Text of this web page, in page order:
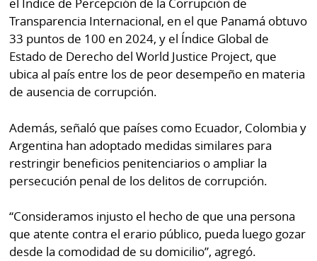
el Índice de Percepción de la Corrupción de
Transparencia Internacional, en el que Panamá obtuvo
33 puntos de 100 en 2024, y el Índice Global de
Estado de Derecho del World Justice Project, que
ubica al país entre los de peor desempeño en materia
de ausencia de corrupción.
Además, señaló que países como Ecuador, Colombia y
Argentina han adoptado medidas similares para
restringir beneficios penitenciarios o ampliar la
persecución penal de los delitos de corrupción.
“Consideramos injusto el hecho de que una persona
que atente contra el erario público, pueda luego gozar
desde la comodidad de su domicilio”, agregó.